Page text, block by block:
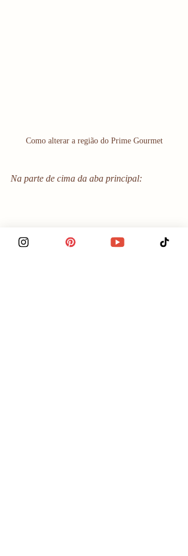
Como alterar a região do Prime Gourmet
Na parte de cima da aba principal: